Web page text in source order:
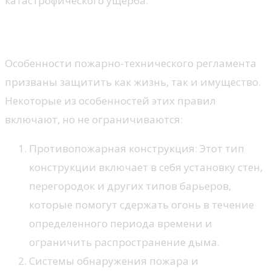
Особенности пожарно-технического регламента
призваны защитить как жизнь, так и имущество.
Некоторые из особенностей этих правил
включают, но не ограничиваются:
Противопожарная конструкция: Этот тип
конструкции включает в себя установку стен,
перегородок и других типов барьеров,
которые помогут сдержать огонь в течение
определенного периода времени и
ограничить распространение дыма.
Системы обнаружения пожара и